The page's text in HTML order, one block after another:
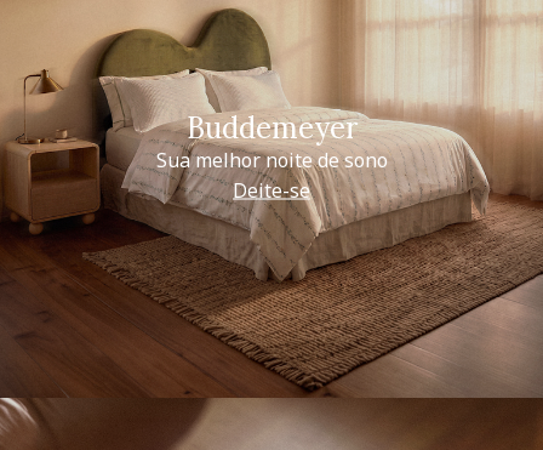
Buddemeyer
Sua melhor noite de sono
Deite-se